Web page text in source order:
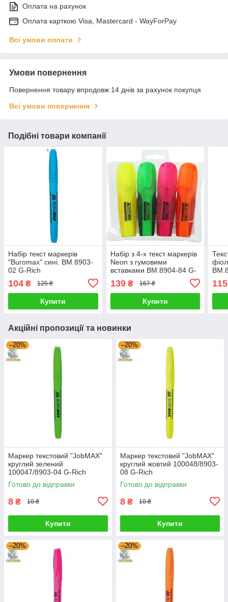
Оплата на рахунок
Оплата карткою Visa, Mastercard - WayForPay
Всі умови оплати
Умови повернення
Повернення товару впродовж 14 днів за рахунок покупця
Всі умови повернення
Подібні товари компанії
Набір текст маркерів
"Buromax" сині. BM.8903-
02 G-Rich
104 ₴ 125 ₴
Купити
Набір з 4-х текст маркерів
Neon з гумовими
вставками BM.8904-84 G-
139₴ 167 ₴
Купити
115
Акційні пропозиції та новинки
–20%
Маркер текстовий "JobMAX"
круглий зелений
100047/8903-04 G-Rich
Готово до відправки
8 ₴ 10 ₴
Купити
–20%
Маркер текстовий "JobMAX"
круглий жовтий 100048/8903-
08 G-Rich
Готово до відправки
8 ₴ 10 ₴
Купити
–20% –20%